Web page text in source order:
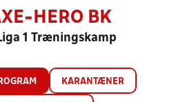
HERO BK
1 Træningskamp
KARANTÆNER